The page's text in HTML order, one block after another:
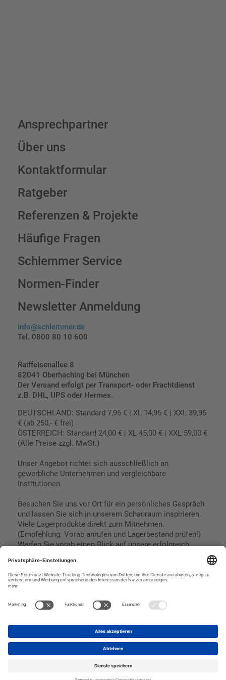
Ansprechpartner
Über uns
Kontaktformular
Ratgeber
Referenzen & Projekte
Häufige Fragen
Schlemmer Service
Normen-Finder
Newsletter Anmeldung
info@schlemmer.de
Tel. 0800 80 10 600
Raiffeisenallee 8
82041 Oberhaching bei München
Der Versand erfolgt per Transport- oder Frachtdienst
z.B. DHL, UPS oder Hermes.
DEUTSCHLAND: Standard 7,95 € | XL 14,95 € | XXL 39,95
€ (ab 250,- € frei)
ÖSTERREICH: Standard 24,00 € | XL 45,00 € | XXL 59,00 €
(Alle Preise zzgl. MwSt.)
Unser Angebot richtet sich ausschließlich an
gewerbliche Unternehmen und vergleichbare
Institutionen.
Besuchen Sie uns vor Ort für ein persönliches Gespräch
und lassen Sie sich in unserem Schauraum inspirieren.
Viele Lagerprodukte direkt zum Mitnehmen.
(Empfehlung: Vorab anrufen und Lagerbestand prüfen!)
Werfen Sie vorab einen Blick auf unsere erfolgreich
Impressum
Datenschutz
SEPA Lastschrift
Kreditkarte
Rechnungskauf